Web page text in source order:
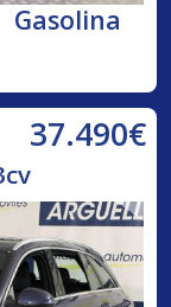
Gasolina
37.490€